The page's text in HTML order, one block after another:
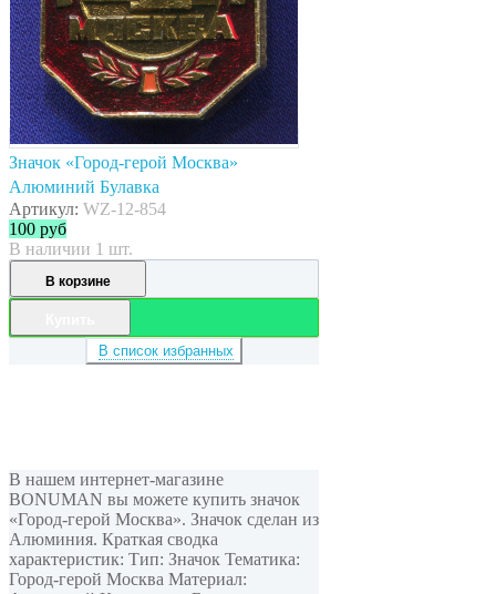
Значок «Город-герой Москва»
Алюминий Булавка
Артикул: WZ-12-854
100 руб
В наличии 1 шт.
В корзине
В список избранных
В нашем интернет-магазине
BONUMAN вы можете купить значок
«Город-герой Москва». Значок сделан из
Алюминия. Краткая сводка
характеристик: Тип: Значок Тематика:
Город-герой Москва Материал: